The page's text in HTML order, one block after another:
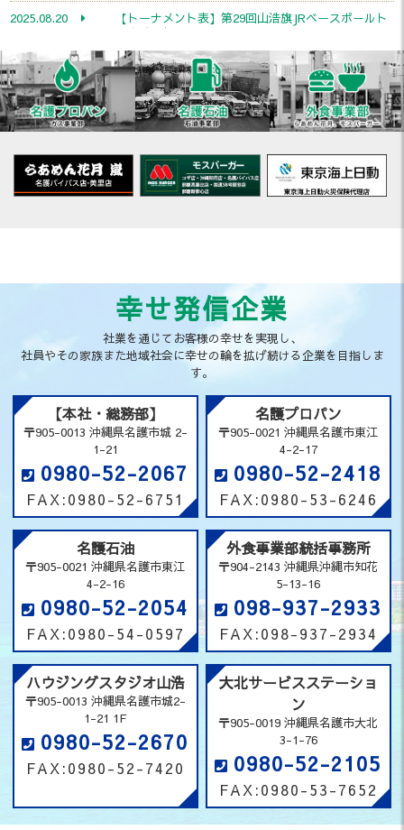
2025.08.20
【トーナメント表】第29回山浩旗JRベースボールト
ーナメント
2025.08.04
やまこう便り2025夏号 完成のお知ら
2025.07.31
【山浩でんきより重要なお知らせ】
2025.03.07
「やまこう便り」完成のお知らせ
2024.10.30
お客様大感謝祭2024 イベント内容について(11/11
SHARP家電情報追加！)
第28回山浩旗争奪JRベースボールトーナメント【令
和6年9月1日（日）】大会最終結果
【大会の進行状況】第２８回山浩旗JRベースボール
トーナメント
【トーナメント表】第28回山浩旗JRベースボールト
ーナメント
2024.08.07
【お知らせ】第28回山浩旗争奪JRベースボールトー
ナメントについて
2024.08.07
【お知らせ】今シーズンの協賛広告について
2024.08.05
名護プロパン 「酷暑乗り切り緊急支援」のお知ら
せ（LNG）
2024.07.25
「やまこう便り」創刊号のお知らせ
2024.05.16
電気代基本料金「夏の家計お助けキャンペーン！」
正社員の求人はこちら
「おきなわSDGsパートナー」に登録されました
2024.04.06
大北サービスステーション定休日のお知らせ
2024.02.16
モスバーガー国道58号読谷店 営業時間変更のお知
らせ
ハウジングスタジオ山浩 トイレリフォームキャン
ペーンのご案内
2024.02.09
令和6年能登半島地震災害義援金の寄付について
パートの求人はこちら
幸せ発信企業
社業を通じてお客様の幸せを実現し、
社員やその家族また地域社会に幸せの輪を拡げ続ける企業を目指しま
す。
【本社・総務部】
〒905-0013 沖縄県名護市城 2-
1-21
0980-52-2067
FAX:0980-52-6751
名護プロパン
〒905-0021 沖縄県名護市東江
4-2-17
0980-52-2418
FAX:0980-53-6246
名護石油
〒905-0021 沖縄県名護市東江
4-2-16
0980-52-2054
FAX:0980-54-0597
外食事業部統括事務所
〒904-2143 沖縄県沖縄市知花
5-13-16
098-937-2933
FAX:098-937-2934
ハウジングスタジオ山浩
〒905-0013 沖縄県名護市城2-
1-21 1F
0980-52-2670
FAX:0980-52-7420
大北サービスステーショ
ン
〒905-0019 沖縄県名護市大北
3-1-76
0980-52-2105
FAX:0980-53-7652